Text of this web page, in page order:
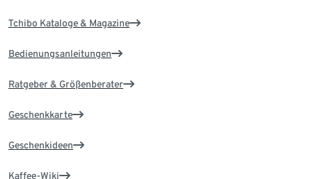
Tchibo Kataloge & Magazine
Bedienungsanleitungen
Ratgeber & Größenberater
Geschenkkarte
Geschenkideen
Kaffee-Wiki